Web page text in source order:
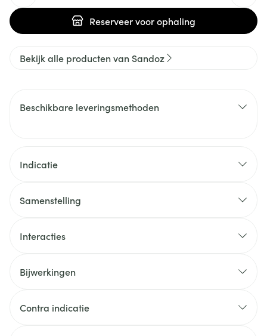
Reserveervoor ophaling
Bekijk alle producten van Sandoz
Beschikbare leveringsmethoden
Indicatie
Samenstelling
Interacties
Bijwerkingen
Contra indicatie